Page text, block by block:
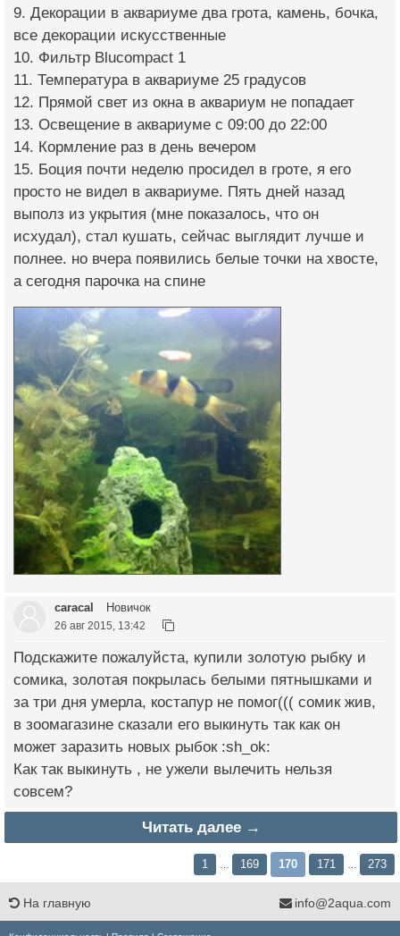
9. Декорации в аквариуме два грота, камень, бочка,
все декорации искусственные
10. Фильтр Blucompact 1
11. Температура в аквариуме 25 градусов
12. Прямой свет из окна в аквариум не попадает
13. Освещение в аквариуме с 09:00 до 22:00
14. Кормление раз в день вечером
15. Боция почти неделю просидел в гроте, я его
просто не видел в аквариуме. Пять дней назад
выполз из укрытия (мне показалось, что он
исхудал), стал кушать, сейчас выглядит лучше и
полнее. но вчера появились белые точки на хвосте,
а сегодня парочка на спине
caracal Новичок
26 авг 2015, 13:42
Подскажите пожалуйста, купили золотую рыбку и
сомика, золотая покрылась белыми пятнышками и
за три дня умерла, костапур не помог((( сомик жив,
в зоомагазине сказали его выкинуть так как он
может заразить новых рыбок :sh_ok:
Как так выкинуть , не ужели вылечить нельзя
совсем?
Читать далее →
1 169 170 171 273
На главную info@2aqua.com